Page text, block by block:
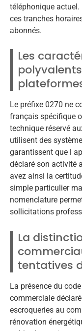
téléphonique
ces tranches
abonnés.
Les
Le préfixe 0270 ne
français spécifique
technique réservé
utilisent des
garantissent que l
déclaré son activité
avez ainsi la
simple particulier
nomenclature
sollicitations
La
tentatives
La présence du
commerciale
escroqueries au
rénovation